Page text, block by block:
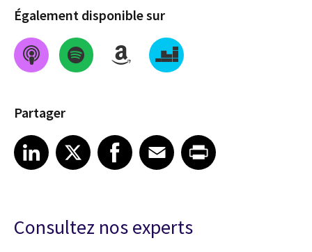
Également disponible sur
Partager
Share on LinkedIn
LinkedIn
Share on X Share on Facebook
Facebook
Share on EmailEmailShare on Print
Consultez nos experts